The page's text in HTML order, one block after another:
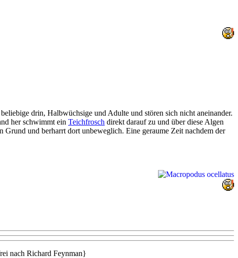
drin, Halbwüchsige und Adulte und stören sich nicht aneinander.
her schwimmt ein Teichfrosch direkt darauf zu und über diese Algen
und berharrt dort unbeweglich. Eine geraume Zeit nachdem der
nach Richard Feynman}